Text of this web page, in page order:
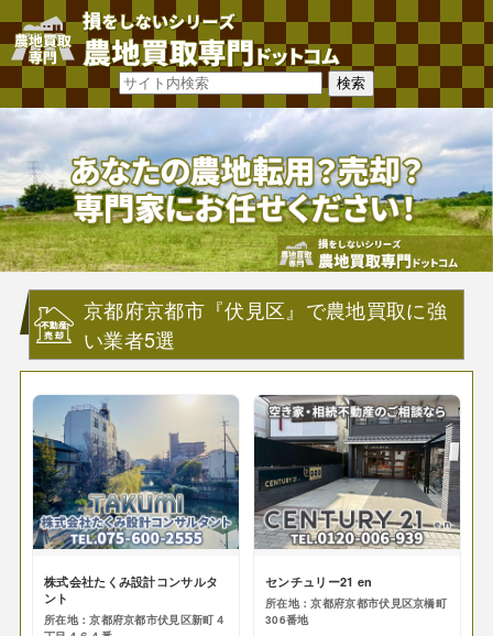
京都府京都市『伏見区』で農地買取に強
い業者5選
株式会社たくみ設計コンサルタ
ント
所在地：京都府京都市伏見区新町４
センチュリー21 en
所在地：京都府京都市伏見区京橋町
306番地